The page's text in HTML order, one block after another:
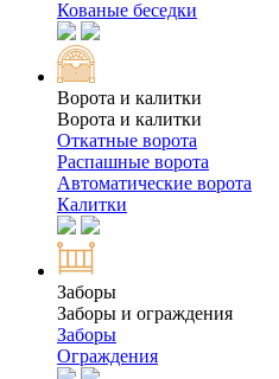
Кованые беседки
Ворота и калитки
Ворота и калитки
Откатные ворота
Распашные ворота
Автоматические ворота
Калитки
Заборы
Заборы и ограждения
Заборы
Ограждения